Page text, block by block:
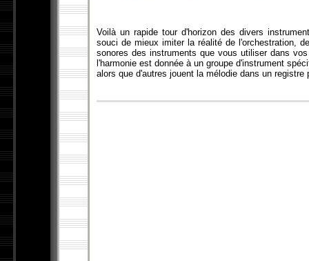
Voilà un rapide tour d'horizon des divers
souci de mieux imiter la réalité de l'orchestration,
sonores des instruments que vous utiliser dans
l'harmonie est donnée à un groupe d'instrument
alors que d'autres jouent la mélodie dans un registre